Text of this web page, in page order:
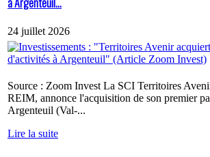
24 juillet 2026
Source : Zoom Invest La SCI Territoires
REIM, annonce l'acquisition de son premier
Argenteuil (Val-...
Lire la suite